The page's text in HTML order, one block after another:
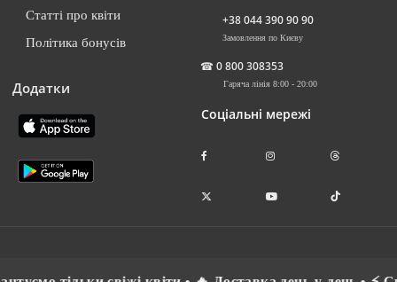
Статті про квіти
Політика бонусів
Додатки
+38 044 390 90 90
Замовлення по Києву
☎ 0 800 308353
Гаряча лінія 8:00 - 20:00
Соціальні мережі